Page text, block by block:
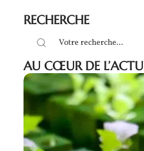
RECHERCHE
AU CŒUR DE L’ACTU